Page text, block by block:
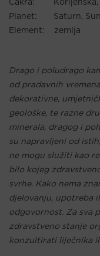
Čakra: Korijenska,
Planet: Saturn,
Element: zemlja
Drago i poludrago
od pradavnih
dekorativne,
geološke, te razne
minerala, dragog i
su napravljeni od
ne mogu služiti kao
bilo kojeg
svrhe. Kako nema
djelovanju, upotreba
odgovornost. Za sva
zdravstveno stanje
konzultirati liječnika